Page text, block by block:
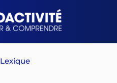
Lexique